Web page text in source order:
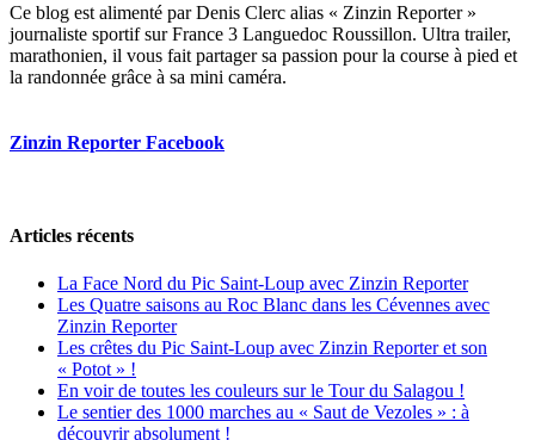
Ce blog est alimenté par Denis Clerc alias « Zinzin Reporter »
journaliste sportif sur France 3 Languedoc Roussillon. Ultra trailer,
marathonien, il vous fait partager sa passion pour la course à pied et
la randonnée grâce à sa mini caméra.
Zinzin Reporter Facebook
Articles récents
La Face Nord du Pic Saint-Loup avec Zinzin Reporter
Les Quatre saisons au Roc Blanc dans les Cévennes avec
Zinzin Reporter
Les crêtes du Pic Saint-Loup avec Zinzin Reporter et son
« Potot » !
En voir de toutes les couleurs sur le Tour du Salagou !
Le sentier des 1000 marches au « Saut de Vezoles » : à
découvrir absolument !